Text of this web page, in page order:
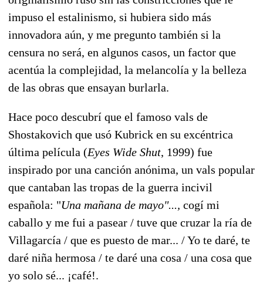
impuso el estalinismo, si hubiera sido más
innovadora aún, y me pregunto también si la
censura no será, en algunos casos, un factor que
acentúa la complejidad, la melancolía y la belleza
de las obras que ensayan burlarla.
Hace poco descubrí que el famoso vals de
Shostakovich que usó Kubrick en su excéntrica
última película (Eyes Wide Shut, 1999) fue
inspirado por una canción anónima, un vals popular
que cantaban las tropas de la guerra incivil
española: "Una mañana de mayo"..., cogí mi
caballo y me fui a pasear / tuve que cruzar la ría de
Villagarcía / que es puesto de mar... / Yo te daré, te
daré niña hermosa / te daré una cosa / una cosa que
yo solo sé... ¡café!.